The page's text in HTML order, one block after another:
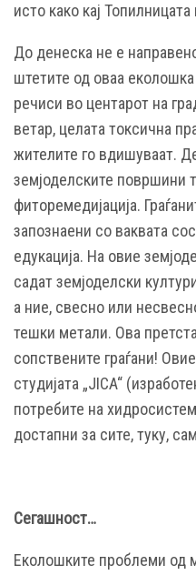
исто како кај
До денеска не е
штетите од оваа
речиси во центарот на
ветар, целата токсична
жителите го вдишуваат.
земјоделските површини
фиторемедијација.
запознаени со ваквата
едукација. На овие
садат земјоделски
а ние, свесно или
тешки метали. Ова
сопствените граѓани!
студијата „JICA“
потребите на
достапни за сите, туку,
Сегашност…
Еколошките проблеми од